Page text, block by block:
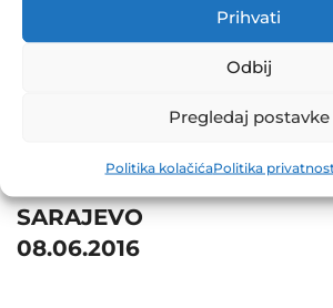
Prihvati
Odbij
Pregledaj postavke
Politika kolačićaPolitika
navigation
SARAJEVO
08.06.2016